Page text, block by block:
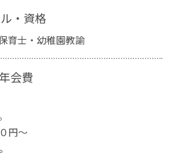
・資格
育士・幼稚園教諭
会費
円～